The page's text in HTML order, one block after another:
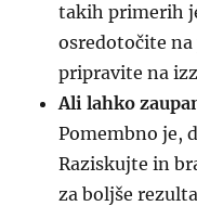
takih primerih
osredotočite
pripravite na
Ali lahko
Pomembno je,
Raziskujte in
za boljše